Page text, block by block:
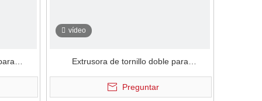
a
vídeo
Extrusora de tornillo doble para
procesamiento de alimentos específico de
un solo tornillo
Preguntar